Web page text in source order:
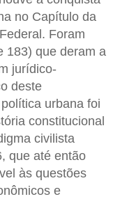
no Capítulo da
Foram
183) que deram a
jurídico-
deste
urbana foi
constitucional
civilista
que até então
às questões
e